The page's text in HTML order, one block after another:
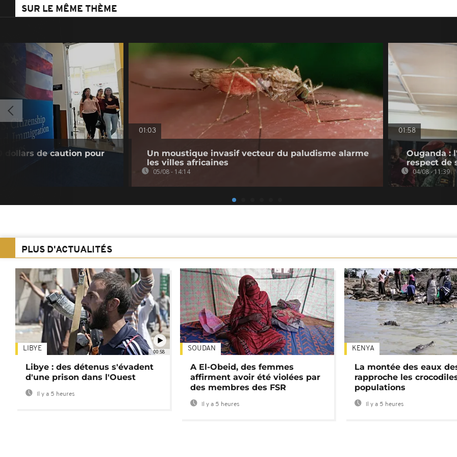
SUR LE MÊME THÈME
dollars de caution pour
01:03
Un moustique invasif vecteur du paludisme alarme
les villes africaines
05/08 - 14:14
01:58
Ouganda :
respect de
04/08 - 11:39
PLUS D'ACTUALITÉS
00:58
LIBYE
Libye : des détenus s'évadent
d'une prison dans l'Ouest
Il y a 5 heures
SOUDAN
A El-Obeid, des femmes
affirment avoir été violées par
des membres des FSR
Il y a 5 heures
KENYA
La montée des eaux
rapproche les
populations
Il y a 5 heures